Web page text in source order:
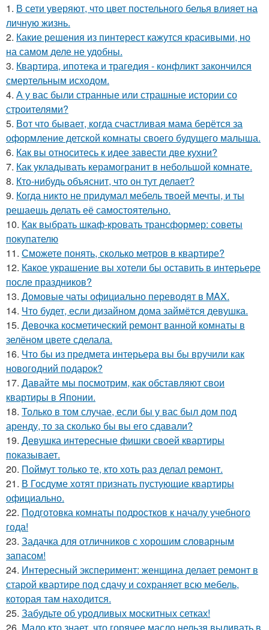
1. В сети уверяют, что цвет постельного белья влияет на
личную жизнь.
2. Какие решения из пинтерест кажутся красивыми, но
на самом деле не удобны.
3. Квартира, ипотека и трагедия - конфликт закончился
смертельным исходом.
4. А у вас были странные или страшные истории со
строителями?
5. Вот что бывает, когда счастливая мама берётся за
оформление детской комнаты своего будущего малыша.
6. Как вы относитесь к идее завести две кухни?
7. Как укладывать керамогранит в небольшой комнате.
8. Кто-нибудь объяснит, что он тут делает?
9. Когда никто не придумал мебель твоей мечты, и ты
решаешь делать её самостоятельно.
10. Как выбрать шкаф-кровать трансформер: советы
покупателю
11. Сможете понять, сколько метров в квартире?
12. Какое украшение вы хотели бы оставить в интерьере
после праздников?
13. Домовые чаты официально переводят в MAX.
14. Что будет, если дизайном дома займётся девушка.
15. Девочка косметический ремонт ванной комнаты в
зелёном цвете сделала.
16. Что бы из предмета интерьера вы бы вручили как
новогодний подарок?
17. Давайте мы посмотрим, как обставляют свои
квартиры в Японии.
18. Только в том случае, если бы у вас был дом под
аренду, то за сколько бы вы его сдавали?
19. Девушка интересные фишки своей квартиры
показывает.
20. Поймут только те, кто хоть раз делал ремонт.
21. В Госдуме хотят признать пустующие квартиры
официально.
22. Подготовка комнаты подростков к началу учебного
года!
23. Задачка для отличников с хорошим словарным
запасом!
24. Интересный эксперимент: женщина делает ремонт в
старой квартире под сдачу и сохраняет всю мебель,
которая там находится.
25. Забудьте об уродливых москитных сетках!
26. Мало кто знает, что горячее масло нельзя выливать в